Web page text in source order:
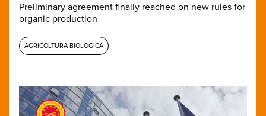
Preliminary agreement finally reached on new rules for
organic production
AGRICOLTURA BIOLOGICA